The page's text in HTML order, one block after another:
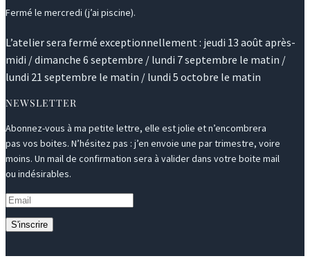
Fermé le mercredi (j’ai piscine).
L’atelier sera fermé exceptionnellement : jeudi 13 août après-
midi / dimanche 6 septembre / lundi 7 septembre le matin /
lundi 21 septembre le matin / lundi 5 octobre le matin
NEWSLETTER
Abonnez-vous à ma petite lettre, elle est jolie et n’encombrera
pas vos boites. N’hésitez pas : j’en envoie une par trimestre, voire
moins. Un mail de confirmation sera à valider dans votre boite mail
ou indésirables.
S'inscrire